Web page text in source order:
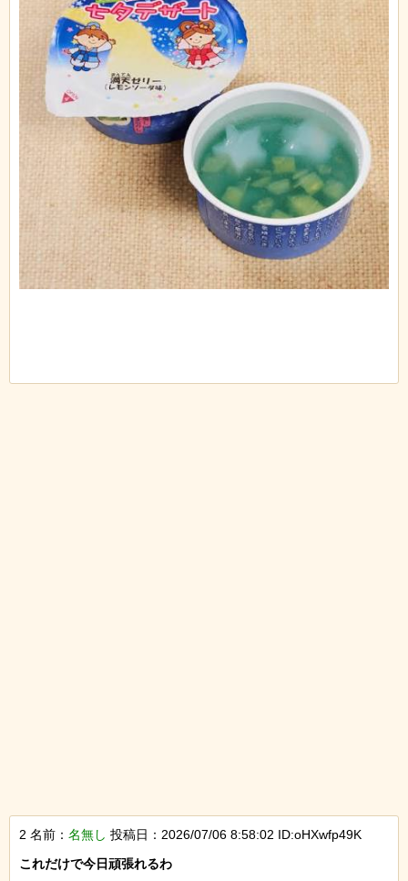
2 名前： 名無し 投稿日：2026/07/06 8:58:02 ID:oHXwfp49K
これだけで今日頑張れるわ